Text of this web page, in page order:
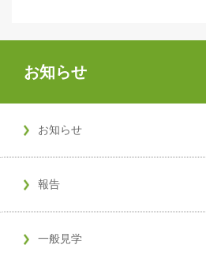
お知らせ
お知らせ
報告
一般見学